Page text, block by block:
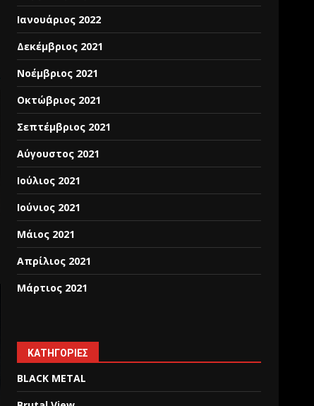
Ιανουάριος 2022
Δεκέμβριος 2021
Νοέμβριος 2021
Οκτώβριος 2021
Σεπτέμβριος 2021
Αύγουστος 2021
Ιούλιος 2021
Ιούνιος 2021
Μάιος 2021
Απρίλιος 2021
Μάρτιος 2021
KΑΤΗΓΟΡΊΕΣ
BLACK METAL